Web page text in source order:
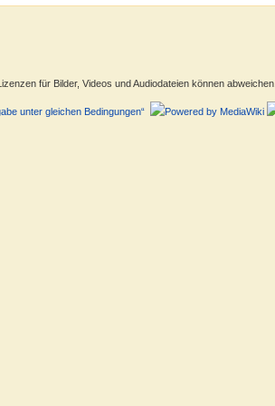
für Bilder, Videos und Audiodateien können abweichen.